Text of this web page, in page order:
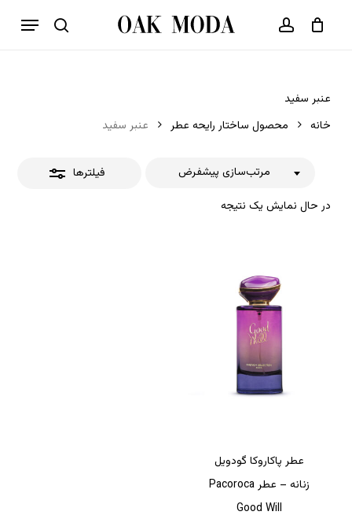
جستجو حساب کاربری
فهرست
سبد خرید بستن
عنبر سفید
خانه
محصول ساختار رایحه عطر عنبر سفید
فیلترها
در حال نمایش یک نتیجه
مرتب‌سازی پیشفرض
بستن
عطر پاکاروکا گودویل
زنانه – عطر Pacoroca
Good Will